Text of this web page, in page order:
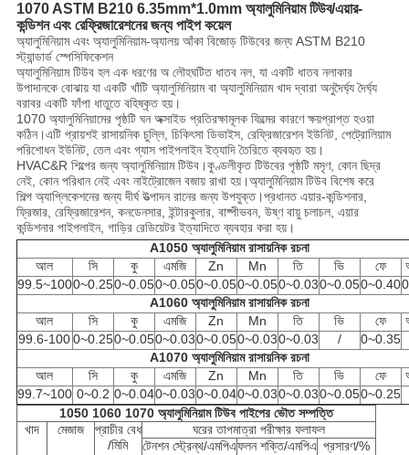
1070 ASTM B210 6.35mm*1.0mm অ্যালুমিনিয়াম টিউব/এয়ার-
কন্ডিশন এবং রেফ্রিজারেশনের জন্য পাইপ কয়েল
অ্যালুমিনিয়াম এবং অ্যালুমিনিয়াম-অ্যালয় আঁকা বিজোড় টিউবের জন্য ASTM B210
স্ট্যান্ডার্ড স্পেসিফিকেশন
অ্যালুমিনিয়াম টিউব হল এক ধরণের অ লৌহঘটিত ধাতব নল, যা একটি ধাতব নলাকার
উপাদানকে বোঝায় যা একটি খাঁটি অ্যালুমিনিয়াম বা অ্যালুমিনিয়াম খাদ দ্বারা অনুদৈর্ঘ্য দৈর্ঘ্য
বরাবর একটি ফাঁপা ধাতুতে বহিষ্কৃত হয়।
1070 অ্যালুমিনিয়ামের পৃষ্ঠটি ঘন অক্সাইড প্রতিরক্ষামূলক ফিল্মের কারণে ক্ষয়প্রাপ্ত হওয়া
কঠিন।এটি প্রায়শই রাসায়নিক চুল্লি, চিকিৎসা ডিভাইস, রেফ্রিজারেশন ইউনিট, পেট্রোলিয়াম
পরিশোধন ইউনিট, তেল এবং গ্যাস পাইপলাইন ইত্যাদি তৈরিতে ব্যবহৃত হয়।
HVAC&R শিল্পের জন্য অ্যালুমিনিয়াম টিউব।কুণ্ডলীকৃত টিউবের পৃষ্ঠটি মসৃণ, কোন ছিদ্র
নেই, কোন পরিধান নেই এবং নাইট্রোজেন বজায় রাখা হয়।অ্যালুমিনিয়াম টিউব বিশেষ করে
শিল্প অ্যাপ্লিকেশনের জন্য দীর্ঘ উত্পাদন রানের জন্য উপযুক্ত।প্রধানত এয়ার-কন্ডিশনার,
ফ্রিজার, রেফ্রিজারেশন, কনডেনসার, ইন্টারকুলার, বাষ্পীভবন, উষ্ণ বায়ু চলাচল, এয়ার
কন্ডিশনার পাইপলাইন, গাড়ির রেডিয়েটর ইত্যাদিতে ব্যবহার করা হয়।
A1050 অ্যালুমিনিয়াম রাসায়নিক রচনা
আল
সি কু এমজি Zn Mn তি ভি ফে
99.5~1000~0.250~0.050~0.050~0.050~0.050~0.030~0.050~0.40
A1060 অ্যালুমিনিয়াম রাসায়নিক রচনা
আল
সি কু এমজি Zn Mn তি ভি ফে
99.6-1000~0.250~0.050~0.030~0.050~0.030~0.03 /
0~0.35
A1070 অ্যালুমিনিয়াম রাসায়নিক রচনা
আল
সি কু এমজি Zn Mn তি ভি ফে
99.7~100 0~0.2 0~0.040~0.030~0.040~0.030~0.030~0.050~0.25
1050 1060 1070 অ্যালুমিনিয়াম টিউব পাইপের ভৌত সম্পত্তি
খাদ
মেজাজ
প্রাচীর বেধ
/মিমি
ঘরের তাপমাত্রা পরীক্ষার ফলাফল
টেনশন স্ট্রেন্থ/এমপিএফলন শক্তি/এমপিএ প্রসারণ/%